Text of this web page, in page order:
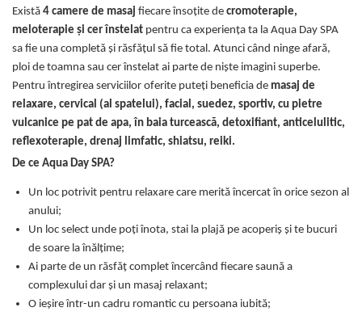
Există 4 camere de masaj fiecare însoțite de cromoterapie,
meloterapie și cer înstelat pentru ca experiența ta la Aqua Day SPA
sa fie una completă și răsfățul să fie total. Atunci când ninge afară,
ploi de toamna sau cer înstelat ai parte de niște imagini superbe.
Pentru întregirea serviciilor oferite puteți beneficia de masaj de
relaxare, cervical (al spatelui), facial, suedez, sportiv, cu pietre
vulcanice pe pat de apa, în baia turcească, detoxifiant, anticelulitic,
reflexoterapie, drenaj limfatic, shiatsu, reiki.
De ce Aqua Day SPA?
Un loc potrivit pentru relaxare care merită încercat în orice sezon al
anului;
Un loc select unde poți înota, stai la plajă pe acoperiș și te bucuri
de soare la înălțime;
Ai parte de un răsfăț complet încercând fiecare saună a
complexului dar și un masaj relaxant;
O ieșire într-un cadru romantic cu persoana iubită;